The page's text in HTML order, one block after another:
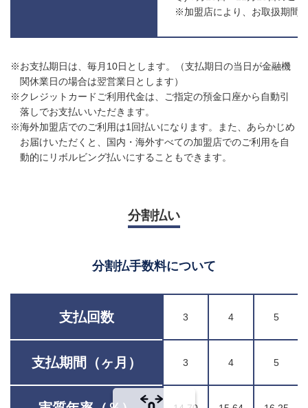
※加盟店により、お取扱期間
※お支払期日は、毎月10日とします。（支払期日の当日が金融機
関休業日の場合は翌営業日とします）
※クレジットカードご利用代金は、ご指定の預金口座から自動引
落しでお支払いいただきます。
※海外加盟店でのご利用は1回払いになります。また、あらかじめ
お届けいただくと、国内・海外すべての加盟店でのご利用を自
動的にリボルビング払いにすることもできます。
分割払い
分割払手数料について
支払回数 3 4 5
支払期間（ヶ月） 3 4 5